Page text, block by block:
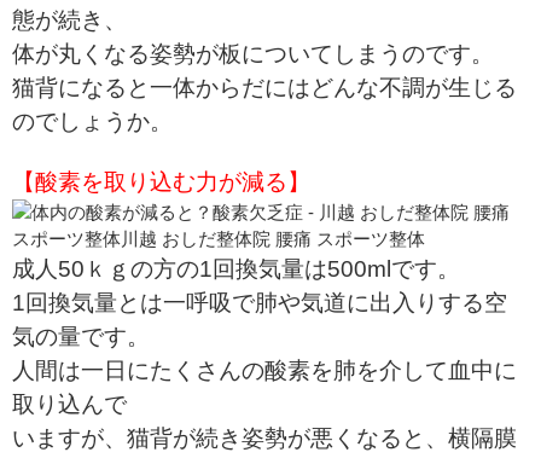
態が続き、
体が丸くなる姿勢が板についてしまうのです。
猫背になると一体からだにはどんな不調が生じる
のでしょうか。
【酸素を取り込む力が減る】
成人50ｋｇの方の1回換気量は500mlです。
1回換気量とは一呼吸で肺や気道に出入りする空
気の量です。
人間は一日にたくさんの酸素を肺を介して血中に
取り込んで
いますが、猫背が続き姿勢が悪くなると、横隔膜